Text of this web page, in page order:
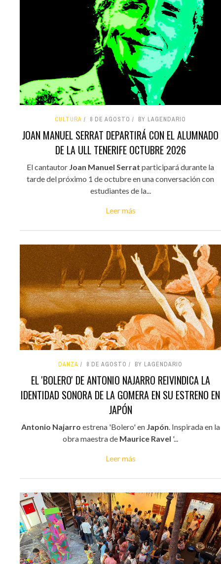
CULTURA 8 DE AGOSTO BY LAGENDARIO
JOAN MANUEL SERRAT DEPARTIRÁ CON EL ALUMNADO
DE LA ULL TENERIFE OCTUBRE 2026
El cantautor Joan Manuel Serrat participará durante la
tarde del próximo 1 de octubre en una conversación con
estudiantes de la...
Leer más
DANZA 8 DE AGOSTO BY LAGENDARIO
EL 'BOLERO' DE ANTONIO NAJARRO REIVINDICA LA
IDENTIDAD SONORA DE LA GOMERA EN SU ESTRENO EN
JAPÓN
Antonio Najarro estrena 'Bolero' en Japón. Inspirada en la
obra maestra de Maurice Ravel '...
Leer más